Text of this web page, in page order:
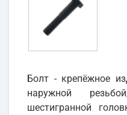
Болт - крепёжное
наружной
шестигранной